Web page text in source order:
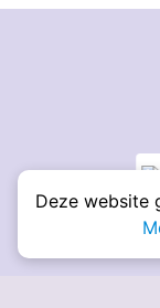
Deze website